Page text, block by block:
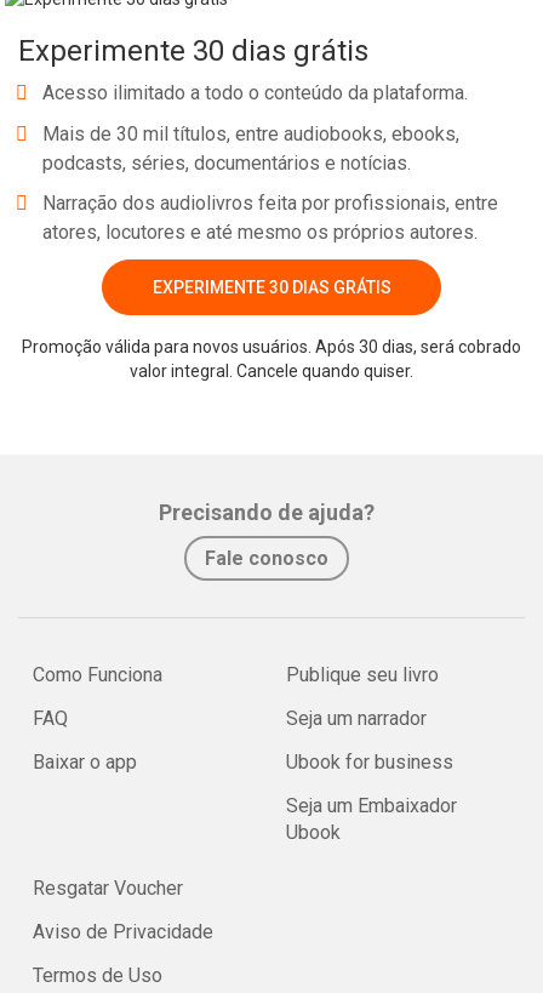
Experimente 30 dias grátis
Acesso ilimitado a todo o conteúdo da plataforma.
Mais de 30 mil títulos, entre audiobooks, ebooks,
podcasts, séries, documentários e notícias.
Narração dos audiolivros feita por profissionais, entre
atores, locutores e até mesmo os próprios autores.
EXPERIMENTE 30 DIAS GRÁTIS
Promoção válida para novos usuários. Após 30 dias, será cobrado
valor integral. Cancele quando quiser.
Precisando de ajuda?
Fale conosco
Como Funciona
FAQ
Baixar o app
Publique seu livro
Seja um narrador
Ubook for business
Seja um Embaixador
Ubook
Resgatar Voucher
Aviso de Privacidade
Termos de Uso